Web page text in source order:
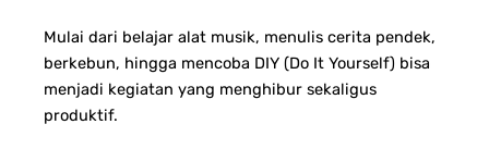
Mulai dari belajar alat musik, menulis cerita pendek,
berkebun, hingga mencoba DIY (Do It Yourself) bisa
menjadi kegiatan yang menghibur sekaligus
produktif.